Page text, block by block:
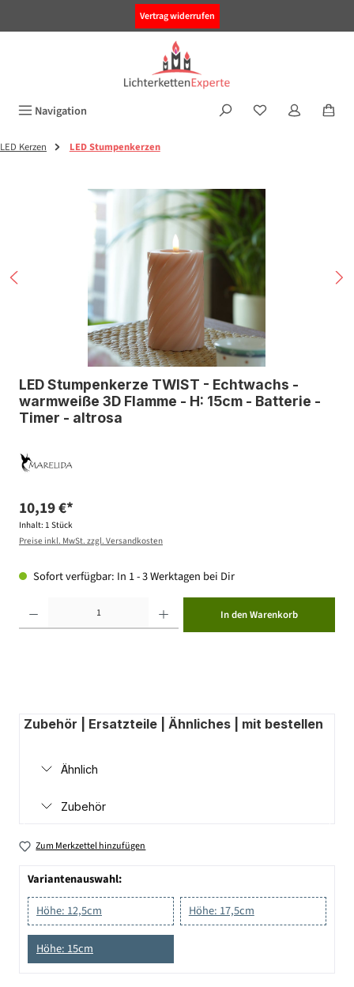
Vertrag widerrufen
Navigation
LED Kerzen LED Stumpenkerzen
Bildergalerie überspringen
LED Stumpenkerze TWIST - Echtwachs -
warmweiße 3D Flamme - H: 15cm - Batterie -
Timer - altrosa
10,19 €*
Inhalt: 1 Stück
Preise inkl. MwSt. zzgl. Versandkosten
Sofort verfügbar: In 1 - 3 Werktagen bei Dir
In den Warenkorb
Zubehör | Ersatzteile | Ähnliches | mit bestellen
Ähnlich
Zubehör
Zum Merkzettel hinzufügen
Variantenauswahl:
Höhe: 12,5cm
Höhe: 17,5cm
Höhe: 15cm